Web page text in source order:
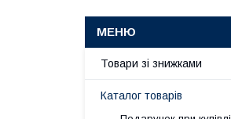
Товари зі знижками
Каталог товарів